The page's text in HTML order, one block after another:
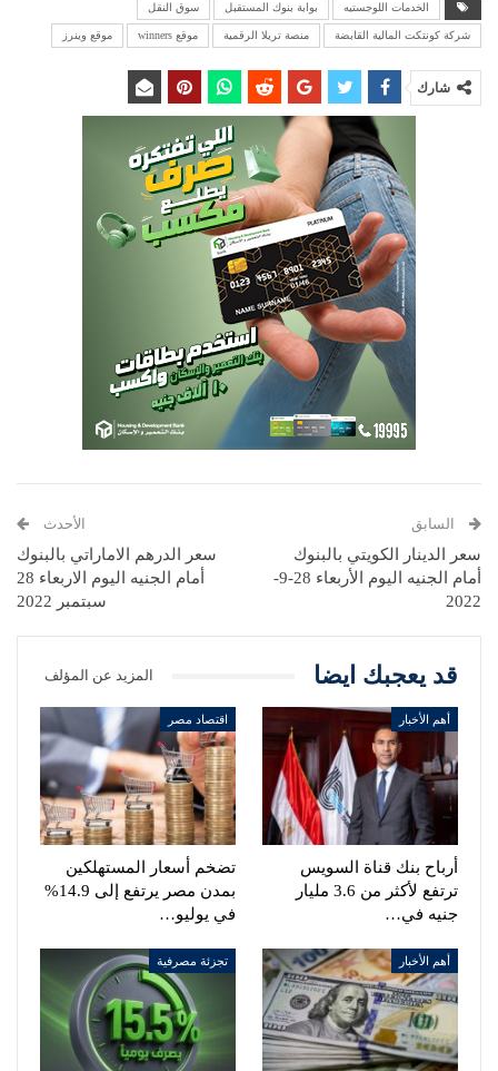
الخدمات اللوجستيه بوابة بنوك المستقبل سوق النقل
شركة كونتكت المالية القابضة منصة تريلا الرقمية موقع winners موقع وينرز
شارك
السابق
سعر الدينار الكويتي بالبنوك
أمام الجنيه اليوم الأربعاء 28-9-
2022
الأحدث
سعر الدرهم الاماراتي بالبنوك
أمام الجنيه اليوم الاربعاء 28
سبتمبر 2022
قد يعجبك ايضا المزيد عن المؤلف
أهم الأخبار
أرباح بنك قناة السويس
ترتفع لأكثر من 3.6 مليار
جنيه في…
اقتصاد مصر
تضخم أسعار المستهلكين
بمدن مصر يرتفع إلى 14.9%
في يوليو…
أهم الأخبار تجزئة مصرفية